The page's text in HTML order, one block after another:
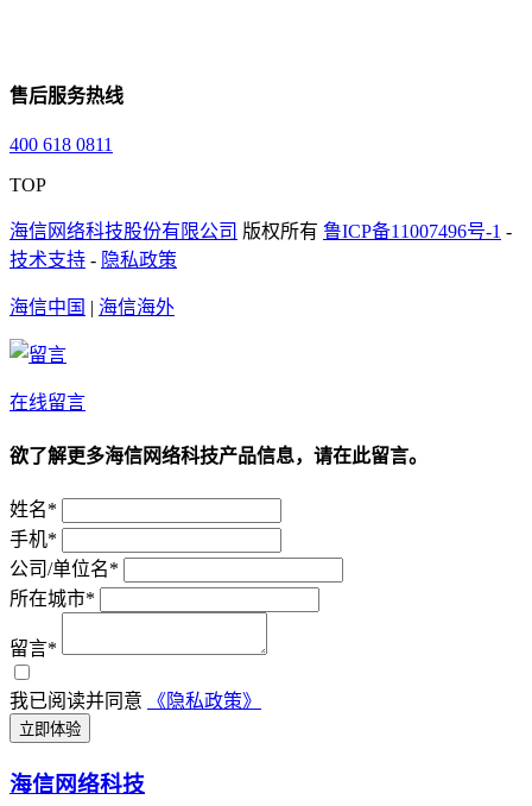
售后服务热线
400 618 0811
TOP
海信网络科技股份有限公司 版权所有 鲁ICP备11007496号-1 -
技术支持 - 隐私政策
海信中国 | 海信海外
在线留言
欲了解更多海信网络科技产品信息，请在此留言。
姓名*
手机*
公司/单位名*
所在城市*
留言*
我已阅读并同意 《隐私政策》
立即体验
海信网络科技